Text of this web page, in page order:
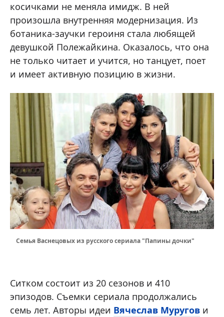
косичками не меняла имидж. В ней
произошла внутренняя модернизация. Из
ботаника-заучки героиня стала любящей
девушкой Полежайкина. Оказалось, что она
не только читает и учится, но танцует, поет
и имеет активную позицию в жизни.
Семья Васнецовых из русского сериала "Папины дочки"
Ситком состоит из 20 сезонов и 410
эпизодов. Съемки сериала продолжались
семь лет. Авторы идеи Вячеслав Муругов и